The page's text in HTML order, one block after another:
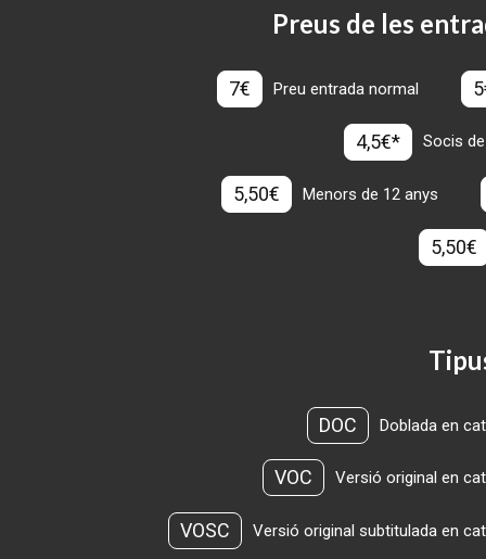
Preus de les
7€ Preu entrada normal
4,5€* Socis
5,50€ Menors de 12 anys
5,50€
DOC Doblada en
VOC Versió original en
VOSC Versió original subtitulada en